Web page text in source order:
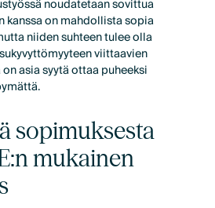
noudatetaan sovittua
kanssa on mahdollista sopia
niiden suhteen tulee olla
viittaavien
asia syytä ottaa puheeksi
sopimuksesta
mukainen